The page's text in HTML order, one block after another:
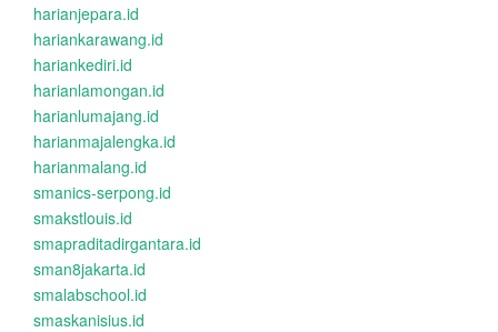
harianjepara.id
hariankarawang.id
hariankediri.id
harianlamongan.id
harianlumajang.id
harianmajalengka.id
harianmalang.id
smanics-serpong.id
smakstlouis.id
smapraditadirgantara.id
sman8jakarta.id
smalabschool.id
smaskanisius.id